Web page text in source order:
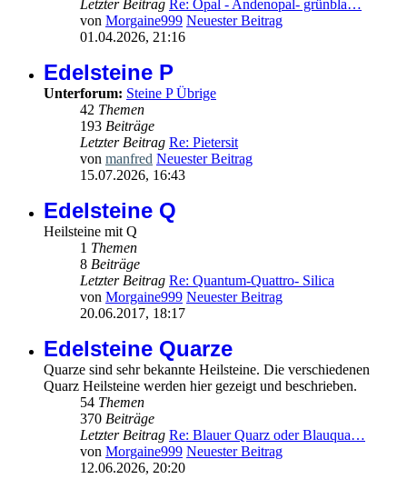
Letzter Beitrag Re: Opal - Andenopal- grünbla…
von Morgaine999 Neuester Beitrag
01.04.2026, 21:16
Edelsteine P
Unterforum: Steine P Übrige
42 Themen
193 Beiträge
Letzter Beitrag Re: Pietersit
von manfred Neuester Beitrag
15.07.2026, 16:43
Edelsteine Q
Heilsteine mit Q
1 Themen
8 Beiträge
Letzter Beitrag Re: Quantum-Quattro- Silica
von Morgaine999 Neuester Beitrag
20.06.2017, 18:17
Edelsteine Quarze
Quarze sind sehr bekannte Heilsteine. Die verschiedenen
Quarz Heilsteine werden hier gezeigt und beschrieben.
54 Themen
370 Beiträge
Letzter Beitrag Re: Blauer Quarz oder Blauqua…
von Morgaine999 Neuester Beitrag
12.06.2026, 20:20